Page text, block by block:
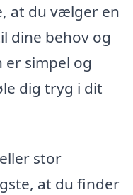
at du vælger en
dine behov og
er simpel og
dig tryg i dit
stor
at du finder